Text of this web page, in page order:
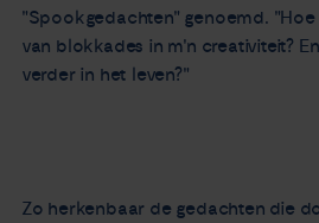
"Spookgedachten" genoemd.
van blokkades in m'n creativiteit?
verder in het leven?"
Zo herkenbaar de gedachten die